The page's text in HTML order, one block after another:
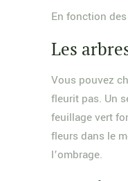
En fonction
Les
Vous pouvez
fleurit pas. Un
feuillage vert
fleurs dans le
l’ombrage.